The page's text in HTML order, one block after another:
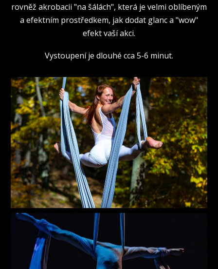
rovněž akrobacii "na šálách", která je velmi oblíbeným
a efektním prostředkem, jak dodat glanc a "wow"
efekt vaší akci.
Vystoupení je dlouhé cca 5-6 minut.